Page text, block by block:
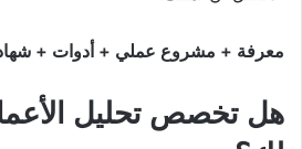
معرفة + مشروع عملي + أدوات +
هل تخصص تحليل